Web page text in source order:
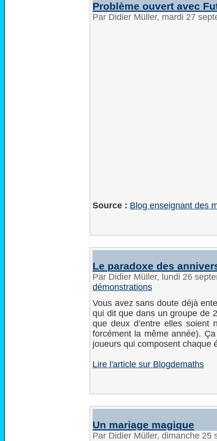
Problème ouvert avec
Par Didier Müller, mardi 27
Source : Blog enseignant des
Le paradoxe des
Par Didier Müller, lundi 26
démonstrations
Vous avez sans doute déjà
qui dit que dans un groupe de
que deux d’entre elles soient
forcément la même année).
joueurs qui composent chaque
Lire l'article sur Blogdemaths
Un mariage magique
Par Didier Müller, dimanche